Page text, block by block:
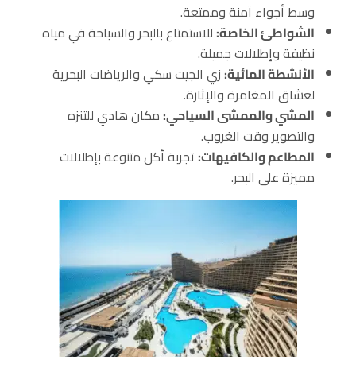
وسط أجواء آمنة وممتعة.
الشواطئ الخاصة:للاستمتاع بالبحر والسباحة في مياه
نظيفة وإطلالات جميلة.
الأنشطة المائية:زي الجيت سكي والرياضات البحرية
لعشاق المغامرة والإثارة.
المشي والممشى السياحي:مكان هادي للتنزه
والتصوير وقت الغروب.
المطاعم والكافيهات:تجربة أكل متنوعة بإطلالات
مميزة على البحر.